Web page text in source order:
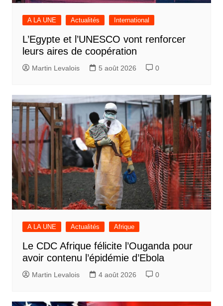
A LA UNE Actualités International
L’Egypte et l’UNESCO vont renforcer
leurs aires de coopération
Martin Levalois 5 août 2026 0
A LA UNE Actualités Afrique
Le CDC Afrique félicite l’Ouganda pour
avoir contenu l’épidémie d’Ebola
Martin Levalois 4 août 2026 0